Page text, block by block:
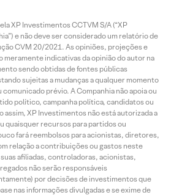
XP Investimentos CCTVM S/A (“XP
e não deve ser considerado um relatório de
CVM 20/2021. As opiniões, projeções e
meramente indicativas da opinião do autor na
sendo obtidas de fontes públicas
sujeitas a mudanças a qualquer momento
prévio. A Companhia não apoia ou
político, campanha política, candidatos ou
XP Investimentos não está autorizada a
quaisquer recursos para partidos ou
fará reembolsos para acionistas, diretores,
relação a contribuições ou gastos neste
afiliadas, controladoras, acionistas,
não serão responsáveis
por decisões de investimentos que
nas informações divulgadas e se exime de